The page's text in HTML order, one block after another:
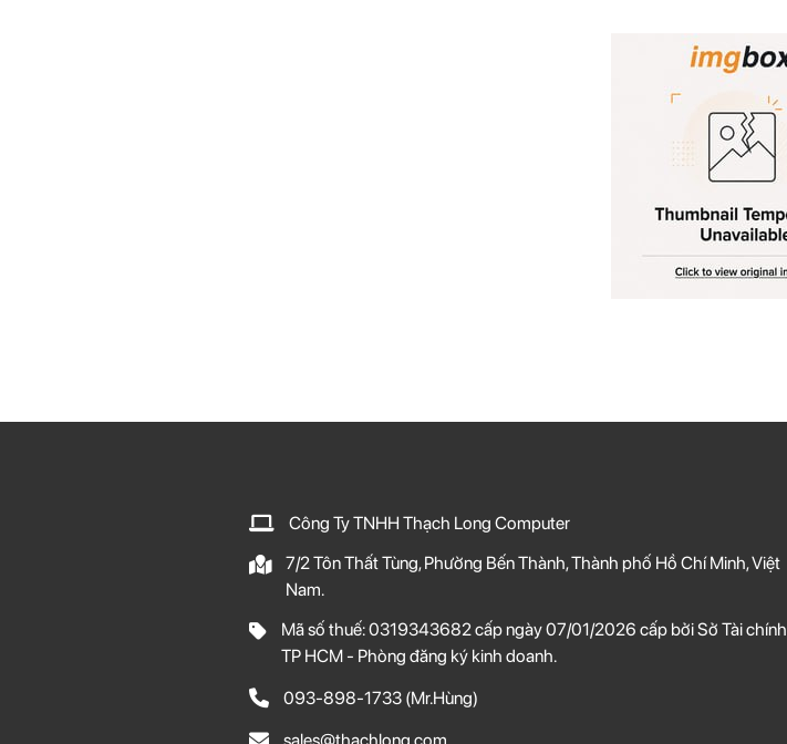
Công Ty TNHH Thạch Long Computer
7/2 Tôn Thất Tùng, Phường Bến Thành, Thành phố Hồ Chí Minh, Việt
Nam.
Mã số thuế: 0319343682 cấp ngày 07/01/2026 cấp bởi Sở Tài chính
TP HCM - Phòng đăng ký kinh doanh.
093-898-1733(Mr.Hùng)